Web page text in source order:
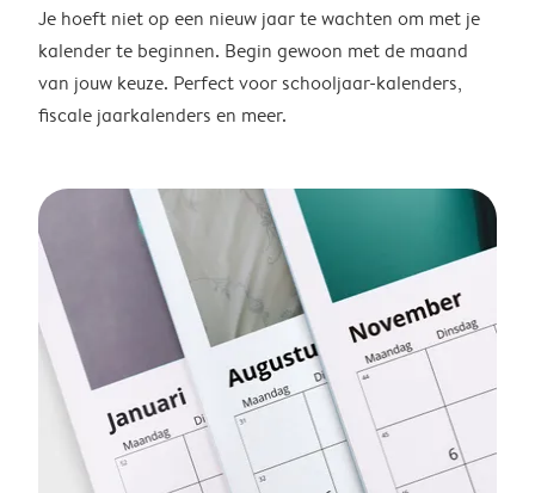
Je hoeft niet op een nieuw jaar te wachten om met je
kalender te beginnen. Begin gewoon met de maand
van jouw keuze. Perfect voor schooljaar-kalenders,
fiscale jaarkalenders en meer.